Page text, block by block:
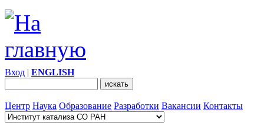
Вход | ENGLISH
Центр Наука Образование Разработки Вакансии Контакты